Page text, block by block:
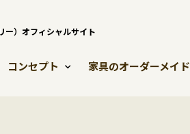
ー）オフィシャルサイト
コンセプト 家具のオーダーメイド